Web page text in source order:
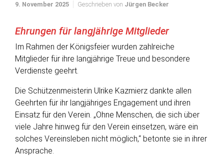
9. November 2025 Geschrieben von Jürgen Becker
Ehrungen für langjährige Mitglieder
Im Rahmen der Königsfeier wurden zahlreiche
Mitglieder für ihre langjährige Treue und besondere
Verdienste geehrt.
Die Schützenmeisterin Ulrike Kazmierz dankte allen
Geehrten für ihr langjähriges Engagement und ihren
Einsatz für den Verein. „Ohne Menschen, die sich über
viele Jahre hinweg für den Verein einsetzen, wäre ein
solches Vereinsleben nicht möglich,“ betonte sie in ihrer
Ansprache.